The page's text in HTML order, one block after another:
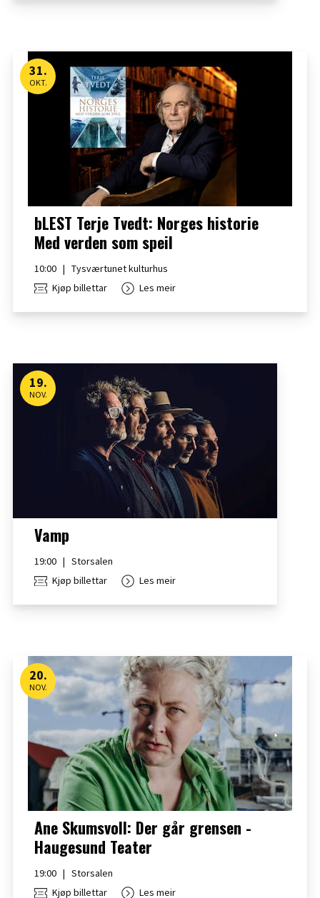
31.
OKT.
bLEST Terje Tvedt: Norges historie
Med verden som speil
10:00 | Tysværtunet kulturhus
Kjøp billettar
Les meir
19.
NOV.
Vamp
19:00 | Storsalen
Kjøp billettar
Les meir
20.
NOV.
Ane Skumsvoll: Der går grensen -
Haugesund Teater
19:00 | Storsalen
Kjøp billettar
Les meir